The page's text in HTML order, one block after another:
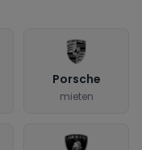
Porsche
mieten